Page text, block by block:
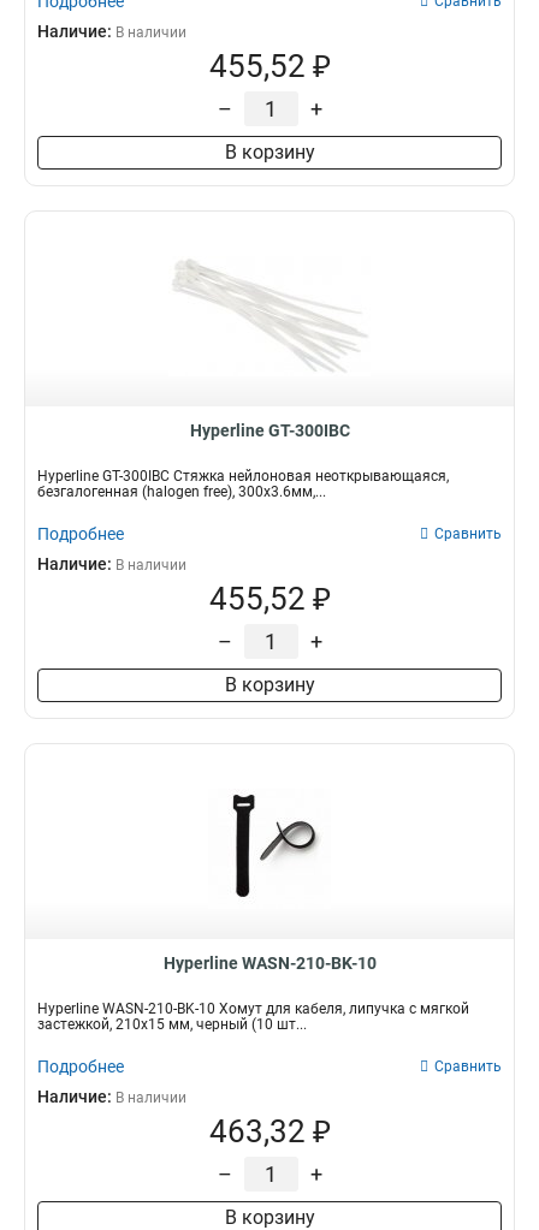
Наличие: В наличии
455,52 ₽
– +
В корзину
Hyperline GT-300IBC
Hyperline GT-300IBC Стяжка нейлоновая неоткрывающаяся,
безгалогенная (halogen free), 300x3.6мм,...
Подробнее Сравнить
Наличие: В наличии
455,52 ₽
– +
В корзину
Hyperline WASN-210-BK-10
Hyperline WASN-210-BK-10 Хомут для кабеля, липучка с мягкой
застежкой, 210x15 мм, черный (10 шт...
Подробнее Сравнить
Наличие: В наличии
463,32 ₽
– +
В корзину